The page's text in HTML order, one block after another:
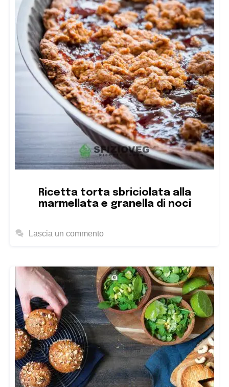
Ricetta torta sbriciolata alla
marmellata e granella di noci
Lascia un commento